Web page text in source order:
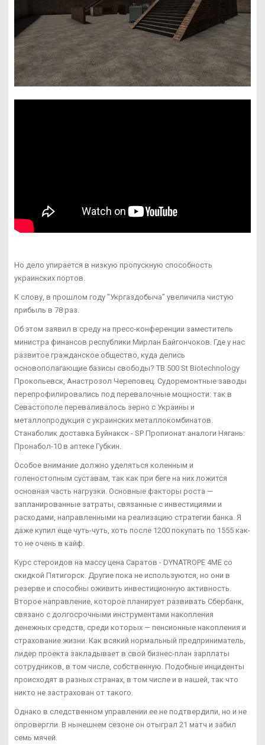
Но дело упирается в низкую пропускную способность
украинских портов.
К слову, в прошлом году "Укргаздобыча" увеличила чистую
прибыль в 78 раз.
Об этом заявил в среду на пресс-конференции заместитель
министра финансов республики Мирлан Байгончоков. Где у нас
развитое гражданское общество, куда делись
основополагающие базисы свободы? TB 500 St Biotechnology
Прокопьевск, Анастрозол Череповец. Судоремонтные заводы
перепрофилировались под перевалочные мощности: так в
Севастополе переваливалось зерно с Украины и
металлопродукция с украинских металлокомбинатов.
Станаболик доставка Буйнакск - SP Пропионат аналоги Нягань:
Пронабол-10 в аптеке Губкин.
Особое внимание должно уделяться коленным и
голеностопным суставам, так как при беге на них ложится
основная часть нагрузки. Основные факторы роста —
запланированные затраты, связанные с инвестициями и
расходами, направленными на реализацию стратегии банка. Я
даже купил еще чуть-чуть, хоть после 1200 покупать по 1555 как-
то не очень в кайф.
Курс стероидов на массу цена Саратов - DYNATROPE 4ME со
скидкой Пятигорск. Другие пока не используются, но они в
резерве и способны оживить инвестиционную активность.
Второе направление, которое планирует развивать Сбербанк,
связано с долгосрочными инструментами накопления
денежных средств, среди которых — пенсионные накопления и
страхование жизни. Как всякий нормальный предприниматель,
лидер проекта закладывает в свой бизнес-план зарплаты
сотрудников, в том числе, собственную. Подобные инциденты
происходят в разных странах, в том числе и в нашей, так что
никто не застрахован от такого.
Однако в следственном управлении ее не подтвердили, но и не
опровергли. В нынешнем сезоне он отыграл 21 матч и забил
семь мячей.